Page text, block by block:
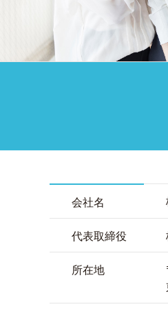
会社名
代表取締役
所在地